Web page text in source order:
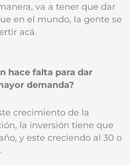
va a tener que dar
en el mundo, la gente se
acá.
hace falta para dar
demanda?
crecimiento de la
la inversión tiene que
y este creciendo al 30 o